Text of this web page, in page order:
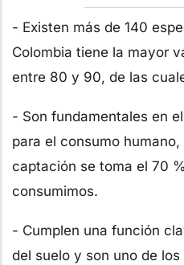
- Existen más de 140
Colombia tiene la mayor
entre 80 y 90, de las
- Son fundamentales en
para el consumo
captación se toma el 70
consumimos.
- Cumplen una función
del suelo y son uno de